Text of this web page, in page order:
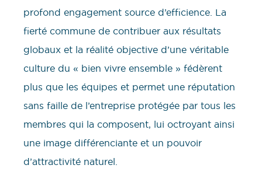
profond engagement source d’efficience. La
fierté commune de contribuer aux résultats
globaux et la réalité objective d’une véritable
culture du « bien vivre ensemble » fédèrent
plus que les équipes et permet une réputation
sans faille de l’entreprise protégée par tous les
membres qui la composent, lui octroyant ainsi
une image différenciante et un pouvoir
d’attractivité naturel.